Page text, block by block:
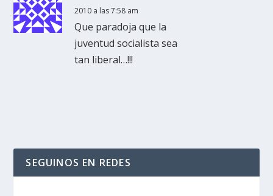
2010 a las 7:58 am
Que paradoja que la
juventud socialista sea
tan liberal…!!!
SEGUINOS EN REDES